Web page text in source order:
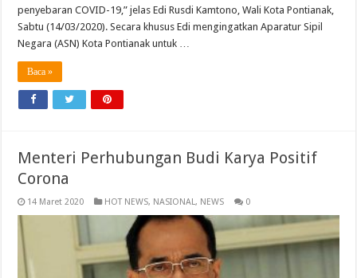
penyebaran COVID-19,” jelas Edi Rusdi Kamtono, Wali Kota Pontianak,
Sabtu (14/03/2020). Secara khusus Edi mengingatkan Aparatur Sipil
Negara (ASN) Kota Pontianak untuk …
Baca »
Menteri Perhubungan Budi Karya Positif
Corona
14 Maret 2020 HOT NEWS, NASIONAL, NEWS 0